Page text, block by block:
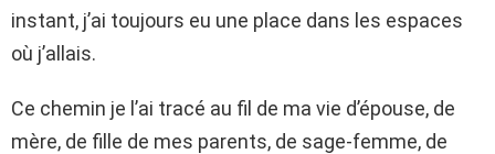
instant, j’ai toujours eu une place dans les espaces
où j’allais.
Ce chemin je l’ai tracé au fil de ma vie d’épouse, de
mère, de fille de mes parents, de sage-femme, de